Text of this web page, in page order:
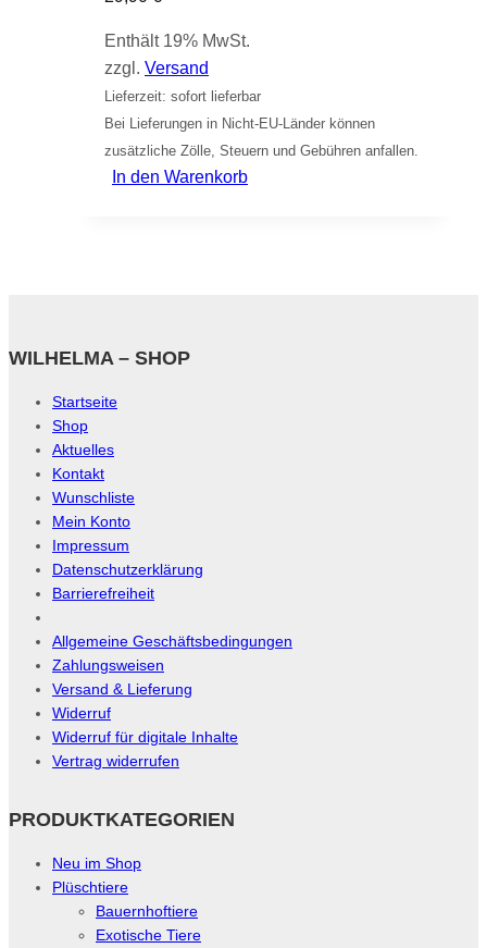
Enthält 19% MwSt.
zzgl. Versand
Lieferzeit: sofort lieferbar
Bei Lieferungen in Nicht-EU-Länder können
zusätzliche Zölle, Steuern und Gebühren anfallen.
In den Warenkorb
WILHELMA – SHOP
Startseite
Shop
Aktuelles
Kontakt
Wunschliste
Mein Konto
Impressum
Datenschutzerklärung
Barrierefreiheit
Allgemeine Geschäftsbedingungen
Zahlungsweisen
Versand & Lieferung
Widerruf
Widerruf für digitale Inhalte
Vertrag widerrufen
PRODUKTKATEGORIEN
Neu im Shop
Plüschtiere
Bauernhoftiere
Exotische Tiere